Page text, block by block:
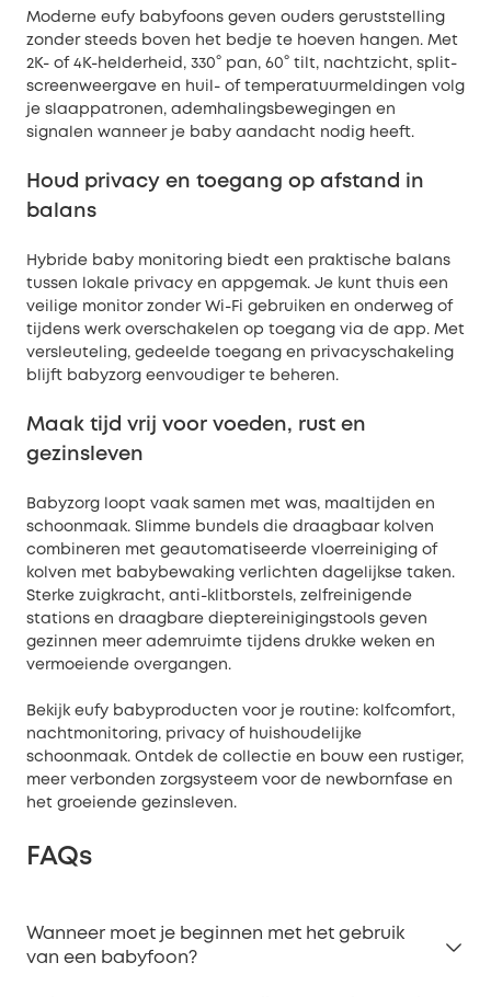
Moderne eufy babyfoons geven ouders geruststelling
zonder steeds boven het bedje te hoeven hangen. Met
2K- of 4K-helderheid, 330° pan, 60° tilt, nachtzicht, split-
screenweergave en huil- of temperatuurmeldingen volg
je slaappatronen, ademhalingsbewegingen en
signalen wanneer je baby aandacht nodig heeft.
Houd privacy en toegang op afstand in
balans
Hybride baby monitoring biedt een praktische balans
tussen lokale privacy en appgemak. Je kunt thuis een
veilige monitor zonder Wi-Fi gebruiken en onderweg of
tijdens werk overschakelen op toegang via de app. Met
versleuteling, gedeelde toegang en privacyschakeling
blijft babyzorg eenvoudiger te beheren.
Maak tijd vrij voor voeden, rust en
gezinsleven
Babyzorg loopt vaak samen met was, maaltijden en
schoonmaak. Slimme bundels die draagbaar kolven
combineren met geautomatiseerde vloerreiniging of
kolven met babybewaking verlichten dagelijkse taken.
Sterke zuigkracht, anti-klitborstels, zelfreinigende
stations en draagbare dieptereinigingstools geven
gezinnen meer ademruimte tijdens drukke weken en
vermoeiende overgangen.
Bekijk eufy babyproducten voor je routine: kolfcomfort,
nachtmonitoring, privacy of huishoudelijke
schoonmaak. Ontdek de collectie en bouw een rustiger,
meer verbonden zorgsysteem voor de newbornfase en
het groeiende gezinsleven.
FAQs
Wanneer moet je beginnen met het gebruik
van een babyfoon?